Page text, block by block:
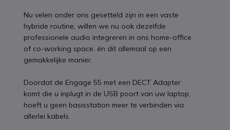
Nu velen onder ons gesetteld zijn in een vaste
hybride routine, willen we nu ook dezelfde
professionele audio integreren in ons home-office
of co-working space. én dit allemaal op een
gemakkelijke manier.
Doordat de Engage 55 met een DECT Adapter
komt die u inplugt in de USB poort van uw laptop,
hoeft u geen basisstation meer te verbinden via
allerlei kabels.